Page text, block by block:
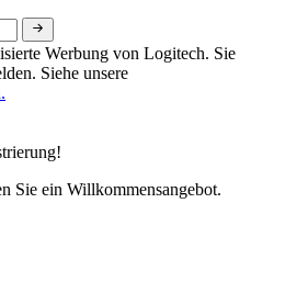
Werbung von Logitech. Sie
Siehe unsere
Sie ein Willkommensangebot.